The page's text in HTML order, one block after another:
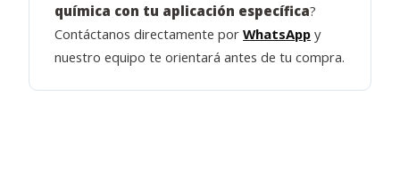
química con tu aplicación específica?
Contáctanos directamente porWhatsApp y
nuestro equipo te orientará antes de tu compra.